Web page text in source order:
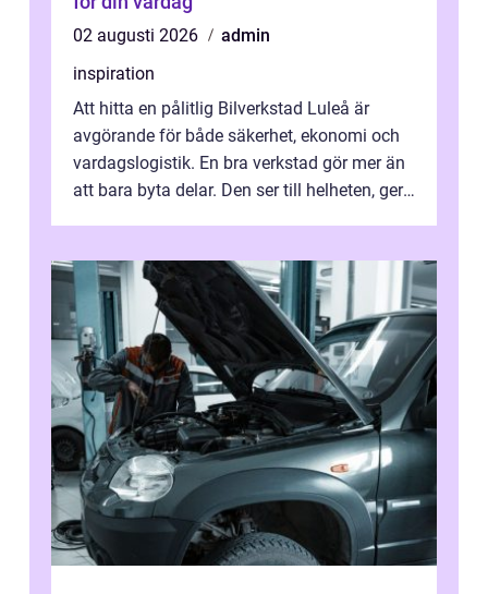
02 augusti 2026
admin
inspiration
Att hitta en pålitlig Bilverkstad Luleå är
avgörande för både säkerhet, ekonomi och
vardagslogistik. En bra verkstad gör mer än
att bara byta delar. Den ser till helheten, ger